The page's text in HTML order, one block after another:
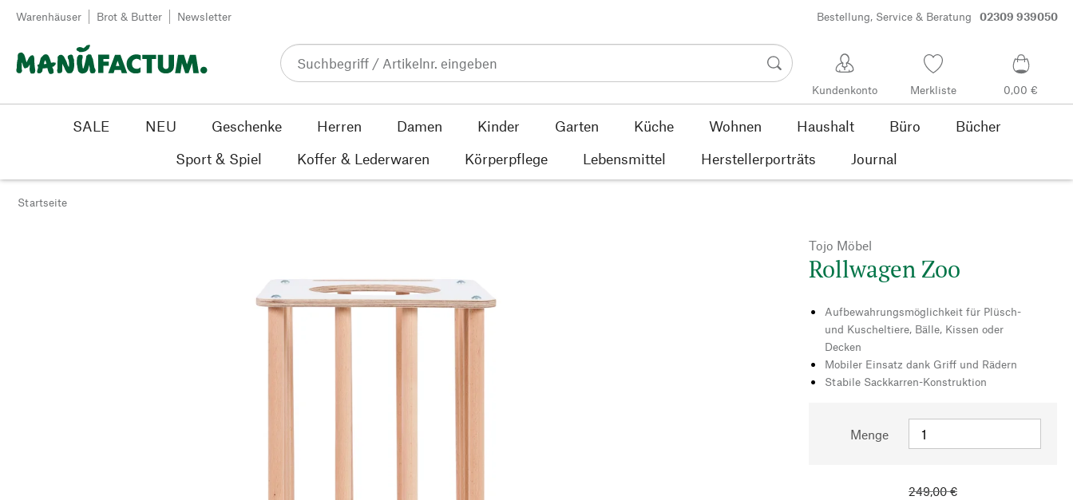
Zum Inhalt springen
Warenhäuser Brot & Butter Newsletter Bestellung, Service & Beratung 02309 939050
Kundenkonto Merkliste 0,00 €
SALE NEU Geschenke Herren Damen Kinder Garten Küche Wohnen Haushalt Büro
Bücher
Sport & Spiel
Koffer & Lederwaren Körperpflege Lebensmittel Herstellerporträts Journal
Startseite
Tojo Möbel
Rollwagen Zoo
Aufbewahrungsmöglichkeit für Plüsch-
und Kuscheltiere, Bälle, Kissen oder
Decken
Mobiler Einsatz dank Griff und Rädern
Stabile Sackkarren-Konstruktion
Menge
249,00 €